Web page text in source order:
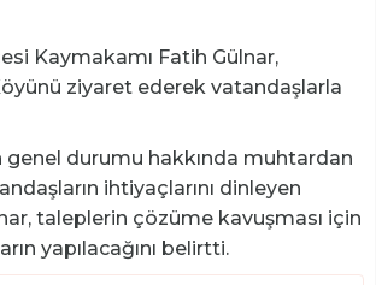
Kaymakamı Fatih Gülnar,
ziyaret ederek vatandaşlarla
durumu hakkında muhtardan
ihtiyaçlarını dinleyen
taleplerin çözüme kavuşması için
yapılacağını belirtti.